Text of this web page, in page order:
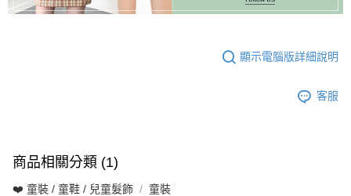
顯示電腦版詳細說明
客服
商品相關分類 (1)
❤️ 童裝 / 童鞋 / 兒童髮飾 童裝